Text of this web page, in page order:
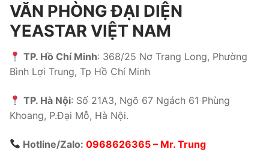
VĂN PHÒNG ĐẠI DIỆN
YEASTAR VIỆT NAM
TP. Hồ Chí Minh: 368/25 Nơ Trang Long, Phường
Bình Lợi Trung, Tp Hồ Chí Minh
TP. Hà Nội: Số 21A3, Ngõ 67 Ngách 61 Phùng
Khoang, P.Đại Mỗ, Hà Nội.
Hotline/Zalo:0968626365 – Mr. Trung